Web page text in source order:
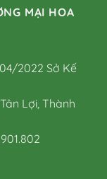
MẠI HOA
2022 Sở Kế
Lợi, Thành